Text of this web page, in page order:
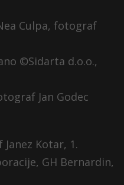
Culpa, fotograf
©Sidarta d.o.o.,
Jan Godec
Kotar, 1.
GH Bernardin,